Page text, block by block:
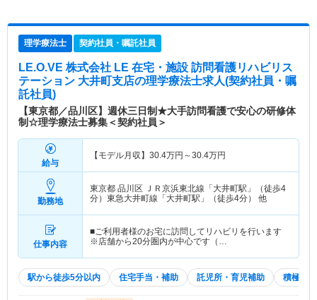
理学療法士 契約社員・嘱託社員
LE.O.VE 株式会社 LE 在宅・施設 訪問看護リハビリス
テーション 大井町支店の理学療法士求人(契約社員・嘱
託社員)
【東京都／品川区】週休三日制★大手訪問看護で安心の研修体
制☆理学療法士募集＜契約社員＞
給与
【モデル月収】 30.4万円～30.4万円
勤務地
東京都 品川区 ＪＲ京浜東北線「大井町駅」（徒歩4
分）東急大井町線「大井町駅」（徒歩4分） 他
仕事内容
■ご利用者様のお宅に訪問してリハビリを行います
※店舗から20分圏内が中心です（…
駅から徒歩5分以内 住宅手当・補助 託児所・育児補助 積極採